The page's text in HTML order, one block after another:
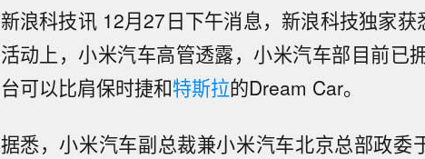
新浪科技讯 12月27日下午消息，新浪科技独家获
活动上，小米汽车高管透露，小米汽车部目前已
台可以比肩保时捷和特斯拉的Dream Car。
据悉，小米汽车副总裁兼小米汽车北京总部政委